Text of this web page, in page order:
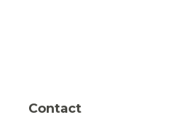
Contact